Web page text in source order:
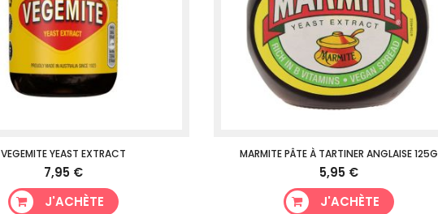
VEGEMITE YEAST EXTRACT
7,95 €
J'ACHÈTE
MARMITE PÂTE À TARTINER ANGLAISE 125G
5,95 €
J'ACHÈTE